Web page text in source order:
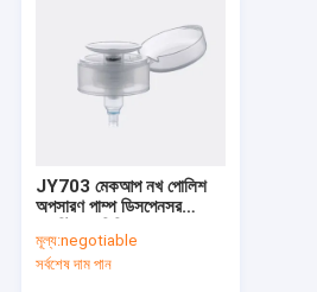
JY703 মেকআপ নখ পোলিশ
অপসারণ পাম্প ডিসপেনসর
0.05ml / T ডোজ
মূল্য:negotiable
সর্বশেষ দাম পান